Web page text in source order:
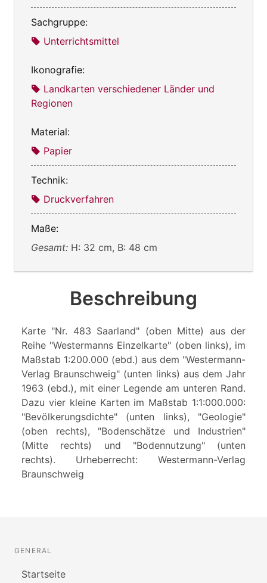
Sachgruppe:
Unterrichtsmittel
Ikonografie:
Landkarten verschiedener Länder und
Regionen
Material:
Papier
Technik:
Druckverfahren
Maße:
Gesamt: H: 32 cm, B: 48 cm
Beschreibung
Karte "Nr. 483 Saarland" (oben Mitte) aus der
Reihe "Westermanns Einzelkarte" (oben links), im
Maßstab 1:200.000 (ebd.) aus dem "Westermann-
Verlag Braunschweig" (unten links) aus dem Jahr
1963 (ebd.), mit einer Legende am unteren Rand.
Dazu vier kleine Karten im Maßstab 1:1:000.000:
"Bevölkerungsdichte" (unten links), "Geologie"
(oben rechts), "Bodenschätze und Industrien"
(Mitte rechts) und "Bodennutzung" (unten
rechts). Urheberrecht: Westermann-Verlag
Braunschweig
GENERAL
Startseite